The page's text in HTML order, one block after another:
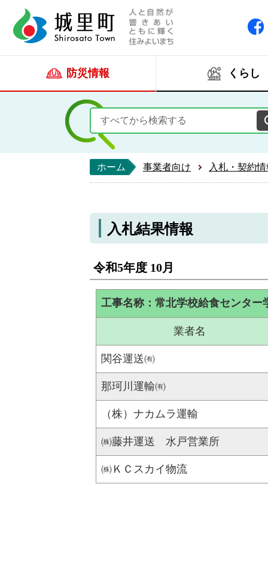
防災情報 くらし
ホーム 事業者向け 入札・契約
入札結果情報
令和5年度 10月
工事名称：常北学校給食センター
業者名
関谷運送㈲
那珂川運輸㈲
（株）ナカムラ運輸
㈱藤井運送 水戸営業所
㈱ＫＣスカイ物流